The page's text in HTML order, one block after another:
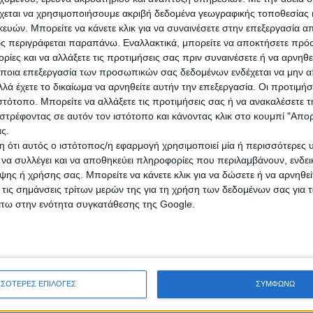
να χρησιμοποιήσουμε ακριβή δεδομένα γεωγραφικής τοποθεσίας
Μπορείτε να κάνετε κλικ για να συναινέσετε στην επεξεργασία
περιγράφεται παραπάνω. Εναλλακτικά, μπορείτε να αποκτήσετε
και να αλλάξετε τις προτιμήσεις σας πριν συναινέσετε ή να
επεξεργασία των προσωπικών σας δεδομένων ενδέχεται να μην
έχετε το δικαίωμα να αρνηθείτε αυτήν την επεξεργασία. Οι
Μπορείτε να αλλάξετε τις προτιμήσεις σας ή να ανακαλέσετε
σε αυτόν τον ιστότοπο και κάνοντας κλικ στο κουμπί
αυτός ο ιστότοπος/η εφαρμογή χρησιμοποιεί μία ή περισσότερες
συλλέγει και να αποθηκεύει πληροφορίες που περιλαμβάνουν,
ή χρήσης σας. Μπορείτε να κάνετε κλικ για να δώσετε ή να
σημάνσεις τρίτων μερών της για τη χρήση των δεδομένων σας
στην ενότητα συγκατάθεσης της Google.
ΕΠΙΛΟΓΕΣ ΣΥΜΦΩΝΩ
εργαλείο για την ελληνική αγροτική οικονομία,διότι
μικρή απόσταση σε σχέση με άλλες χώρες και που το
(39,30 ευρώ το ελάχιστο Ελληνικό), ο πληθυσμός της Αιγύπτου
ζητήματα ασφάλειας των προς μετάκληση εργατών.
κάλυψη των πιεστικών αναγκών της αγροτικής παραγωγής,
μας.
εργατών γης , με άμεση δυνατότητα αύξησης ανάλογα με τις
σε συνεργασία με τις υπηρεσίες του Υπουργείου Εργασίας της
κάθε ενδιαφερόμενος, μπορούν να απευθύνονται εγγράφως με
ενημέρωση σχετικά με τη συμμετοχή στη διαδικασία.
των αναγκών των Ελλήνων αγροτών σε εργατικό δυναμικό,
στην υπηρεσία της Αγροτικής μας παραγωγής.